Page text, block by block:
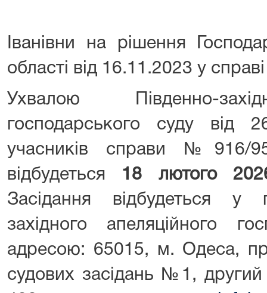
Іванівни на рішення
області від 16.11.2023 у
Ухвалою Південно-
господарського суду від
учасників справи №916/
відбудеться 18 лютого
Засідання відбудеться у
західного апеляційного
адресою: 65015, м. Одеса,
судових засідань №1,